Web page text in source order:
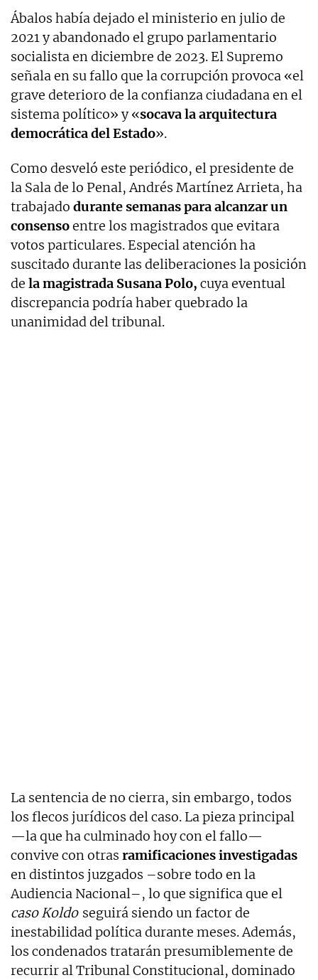
Ábalos había dejado el ministerio en julio de
2021 y abandonado el grupo parlamentario
socialista en diciembre de 2023. El Supremo
señala en su fallo que la corrupción provoca «el
grave deterioro de la confianza ciudadana en el
sistema político» y «socava la arquitectura
democrática del Estado».
Como desveló este periódico, el presidente de
la Sala de lo Penal, Andrés Martínez Arrieta, ha
trabajado durante semanas para alcanzar un
consensoentre los magistrados que evitara
votos particulares. Especial atención ha
suscitado durante las deliberaciones la posición
de la magistrada Susana Polo, cuya eventual
discrepancia podría haber quebrado la
unanimidad del tribunal.
La sentencia de no cierra, sin embargo, todos
los flecos jurídicos del caso. La pieza principal
—la que ha culminado hoy con el fallo—
convive con otras ramificaciones investigadas
en distintos juzgados –sobre todo en la
Audiencia Nacional–, lo que significa que el
caso Koldo seguirá siendo un factor de
inestabilidad política durante meses. Además,
los condenados tratarán presumiblemente de
recurrir al Tribunal Constitucional, dominado